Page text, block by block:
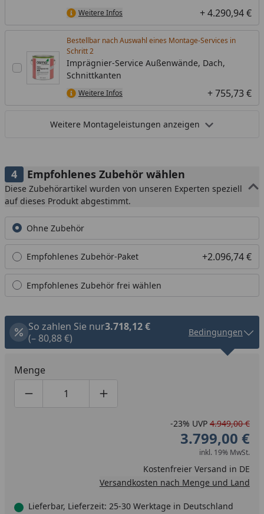
Weitere Infos + 4.290,94 €
Bestellbar nach Auswahl eines Montage-Services in
Schritt
Imprägnier-Service Außenwände, Dach,
Schnittkanten
Weitere Infos + 755,73 €
Weitere Montageleistungen anzeigen
Empfohlenes Zubehör wählen
Diese Zubehörartikel wurden von unseren Experten speziell
auf dieses Produkt abgestimmt.
Ohne Zubehör
Empfohlenes Zubehör-Paket +2.096,74 €
Empfohlenes Zubehör frei wählen
So zahlen Sie nur3.718,12 €
(– 80,88 €)
Bedingungen
Menge
Produktmenge um eins verringern
Produktmenge manuell eingeben
Produktmenge um eins erhöhen
-23% UVP 4.949,00 €
3.799,00 €
inkl. 19% MwSt.
Kostenfreier Versand in DE
Versandkosten nach Menge und Land
Lieferbar, Lieferzeit: 25-30 Werktage in Deutschland